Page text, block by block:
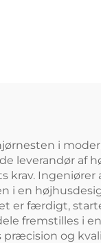
i
leverandør
krav.
i en
er færdigt,
fremstilles i
og